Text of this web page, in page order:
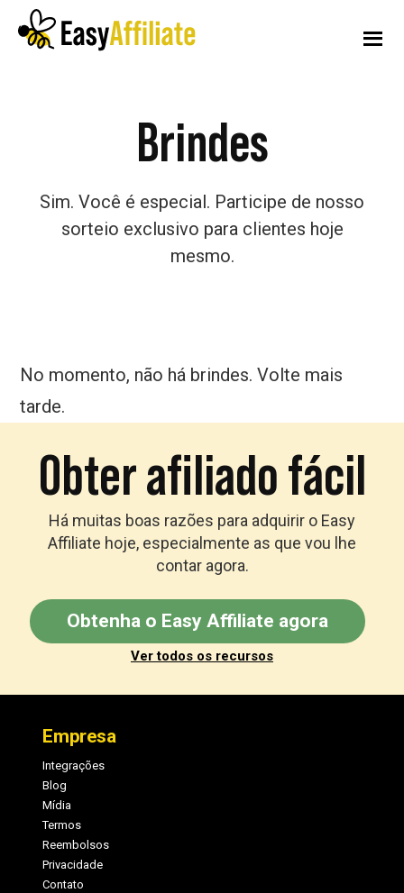
para
para
Menu
adicional
afiliados
Brindes
Sim. Você é especial. Participe de nosso
sorteio exclusivo para clientes hoje
mesmo.
No momento, não há brindes. Volte mais
tarde.
Obter afiliado fácil
Há muitas boas razões para adquirir o Easy
Affiliate hoje, especialmente as que vou lhe
contar agora.
Obtenha o Easy Affiliate agora
Ver todos os recursos
Empresa
Integrações
Blog
Mídia
Termos
Reembolsos
Privacidade
Contato